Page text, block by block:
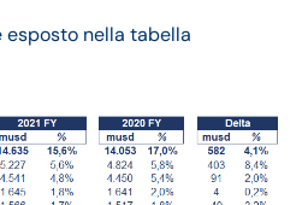
esposto nella tabella